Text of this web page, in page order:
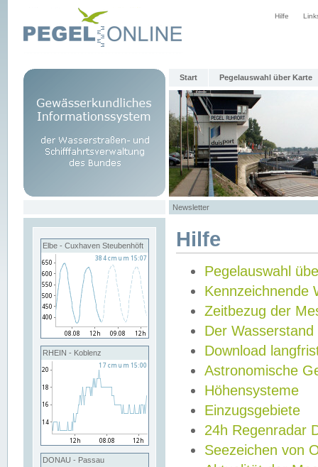
Hilfe
Start Pegelauswahl über Karte
Newsletter
Elbe - Cuxhaven Steubenhöft
RHEIN - Koblenz
DONAU - Passau
Hilfe
Pegelauswahl
Kennzeichnende
Zeitbezug der
Der Wasserstand
Download
Astronomische
Höhensysteme
Einzugsgebiete
24h Regenradar
Seezeichen von